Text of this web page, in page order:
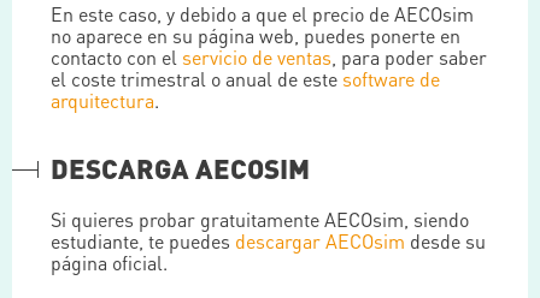
En este caso, y debido a que el precio de AECOsim
no aparece en su página web, puedes ponerte en
contacto con el servicio de ventas, para poder saber
el coste trimestral o anual de este software de
arquitectura.
DESCARGA AECOSIM
Si quieres probar gratuitamente AECOsim, siendo
estudiante, te puedes descargar AECOsim desde su
página oficial.